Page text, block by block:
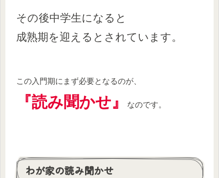
その後中学生になると
成熟期を迎えるとされています。
この入門期にまず必要となるのが、
『読み聞かせ』 なのです。
わが家の読み聞かせ